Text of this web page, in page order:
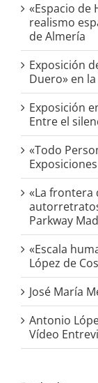
«Espacio de
realismo
de Almería
Exposición
Duero» en
Exposición
Entre el
«Todo
«La frontera
Parkway
«Escala
López de
José María
Antonio
Vídeo